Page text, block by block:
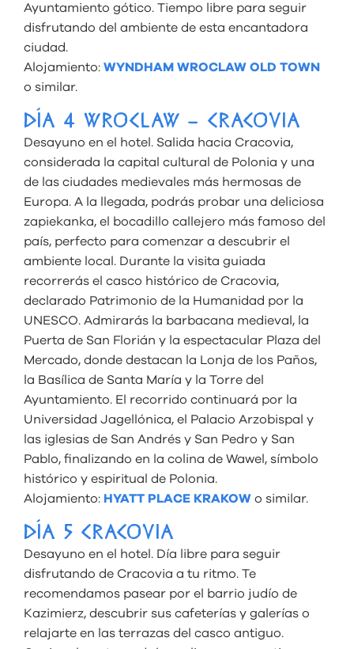
Ayuntamiento gótico. Tiempo libre para seguir
disfrutando del ambiente de esta encantadora
ciudad.
Alojamiento: WYNDHAM WROCLAW OLD TOWN
o similar.
DÍA 4 WROCLAW – CRACOVIA
Desayuno en el hotel. Salida hacia Cracovia,
considerada la capital cultural de Polonia y una
de las ciudades medievales más hermosas de
Europa. A la llegada, podrás probar una deliciosa
zapiekanka, el bocadillo callejero más famoso del
país, perfecto para comenzar a descubrir el
ambiente local. Durante la visita guiada
recorrerás el casco histórico de Cracovia,
declarado Patrimonio de la Humanidad por la
UNESCO. Admirarás la barbacana medieval, la
Puerta de San Florián y la espectacular Plaza del
Mercado, donde destacan la Lonja de los Paños,
la Basílica de Santa María y la Torre del
Ayuntamiento. El recorrido continuará por la
Universidad Jagellónica, el Palacio Arzobispal y
las iglesias de San Andrés y San Pedro y San
Pablo, finalizando en la colina de Wawel, símbolo
histórico y espiritual de Polonia.
Alojamiento: HYATT PLACE KRAKOW o similar.
DÍA 5 CRACOVIA
Desayuno en el hotel. Día libre para seguir
disfrutando de Cracovia a tu ritmo. Te
recomendamos pasear por el barrio judío de
Kazimierz, descubrir sus cafeterías y galerías o
relajarte en las terrazas del casco antiguo.